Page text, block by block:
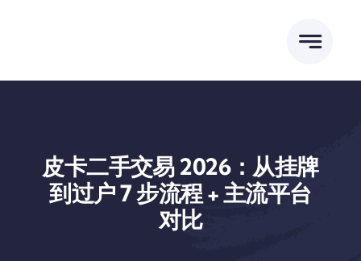
容
皮卡二手交易 2026：从挂牌
到过户 7 步流程 + 主流平台
对比